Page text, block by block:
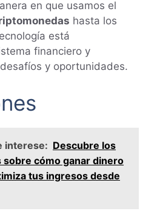
en que usamos el
hasta los
está
financiero y
y oportunidades.
interese: Descubre los
cómo ganar dinero
tus ingresos desde